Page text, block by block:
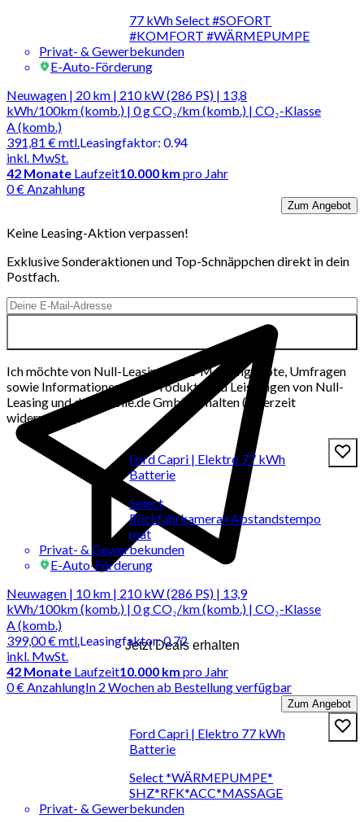
77 kWh Select #SOFORT
#KOMFORT #WÄRMEPUMPE
Privat- & Gewerbekunden
E-Auto-Förderung
Neuwagen | 20 km | 210 kW (286 PS) | 13,8
kWh/100km (komb.) | 0 g CO₂/km (komb.) | CO₂-Klasse
A (komb.)
391,81 €mtl.
inkl. MwSt.
Leasingfaktor: 0.94
42 Monate Laufzeit10.000 km pro Jahr
0 € Anzahlung
Zum Angebot
Keine Leasing-Aktion verpassen!
Exklusive Sonderaktionen und Top-Schnäppchen direkt in dein
Postfach.
Jetzt Deals erhalten
Ich möchte von Null-Leasing per E-Mail Angebote, Umfragen
sowie Informationen über Produkte und Leistungen von Null-
Leasing und der mobile.de GmbH erhalten (jederzeit
widerrufbar).
Ford Capri | Elektro 77 kWh
Batterie
Select
Rückfahrkamera+Abstandstempo
mat
Privat- & Gewerbekunden
E-Auto-Förderung
Neuwagen | 10 km | 210 kW (286 PS) | 13,9
kWh/100km (komb.) | 0 g CO₂/km (komb.) | CO₂-Klasse
A (komb.)
399,00 €mtl.
inkl. MwSt.
Leasingfaktor:0.72
42 Monate Laufzeit10.000 km pro Jahr
0 € AnzahlungIn 2 Wochen ab Bestellung verfügbar
Zum Angebot
Ford Capri | Elektro 77 kWh
Batterie
Select *WÄRMEPUMPE*
SHZ*RFK*ACC*MASSAGE
Privat- & Gewerbekunden